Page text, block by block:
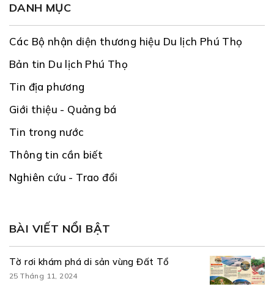
DANH MỤC
Các Bộ nhận diện thương hiệu Du lịch Phú Thọ
Bản tin Du lịch Phú Thọ
Tin địa phương
Giới thiệu - Quảng bá
Tin trong nước
Thông tin cần biết
Nghiên cứu - Trao đổi
BÀI VIẾT NỔI BẬT
Tờ rơi khám phá di sản vùng Đất Tổ
25 Tháng 11, 2024